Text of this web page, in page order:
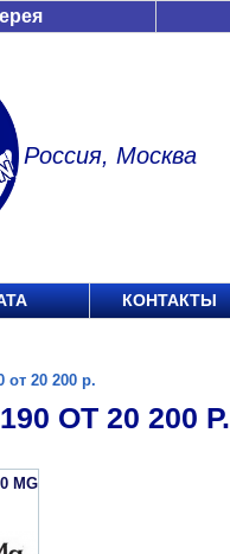
Россия, Москва
КОНТАКТЫ
от 20 200 р.
ОТ 20 200 Р.
MG